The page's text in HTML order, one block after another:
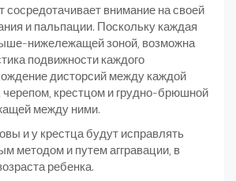
сосредотачивает внимание на своей
и пальпации. Поскольку каждая
нижележащей зоной, возможна
подвижности каждого
дисторсий между каждой
крестцом и грудно-брюшной
между ними.
и у крестца будут исправлять
методом и путем аггравации, в
ребенка.